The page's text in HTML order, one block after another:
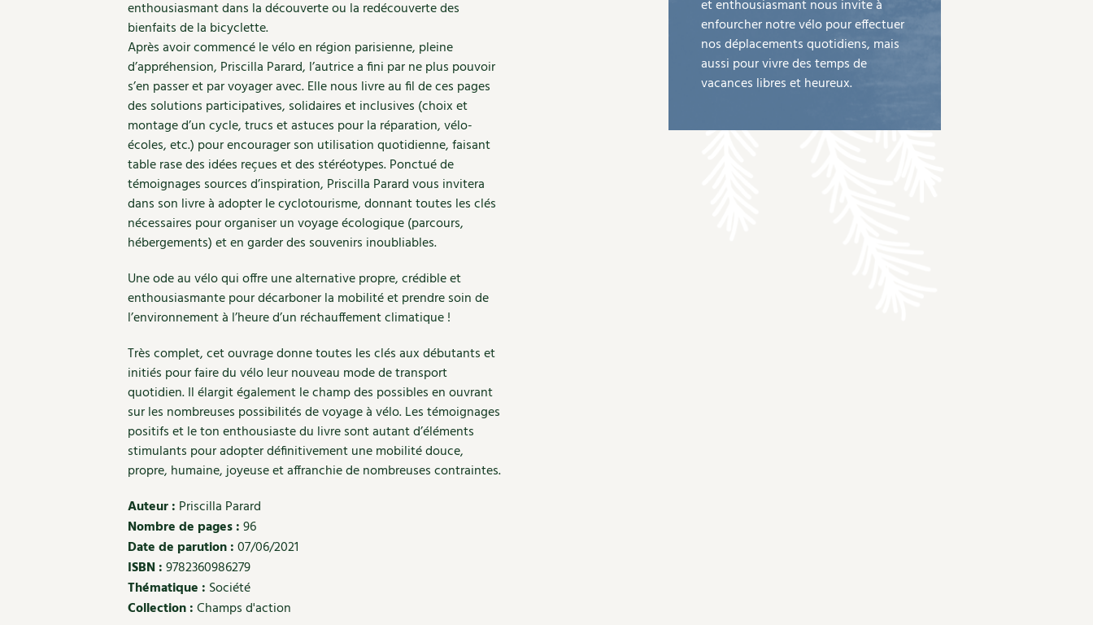
enthousiasmant dans la découverte ou la redécouverte des
bienfaits de la bicyclette.
Après avoir commencé le vélo en région parisienne, pleine
d’appréhension, Priscilla Parard, l’autrice a fini par ne plus pouvoir
s’en passer et par voyager avec. Elle nous livre au fil de ces pages
des solutions participatives, solidaires et inclusives (choix et
montage d’un cycle, trucs et astuces pour la réparation, vélo-
écoles, etc.) pour encourager son utilisation quotidienne, faisant
table rase des idées reçues et des stéréotypes. Ponctué de
témoignages sources d’inspiration, Priscilla Parard vous invitera
dans son livre à adopter le cyclotourisme, donnant toutes les clés
nécessaires pour organiser un voyage écologique (parcours,
hébergements) et en garder des souvenirs inoubliables.
Une ode au vélo qui offre une alternative propre, crédible et
enthousiasmante pour décarboner la mobilité et prendre soin de
l’environnement à l’heure d’un réchauffement climatique !
Très complet, cet ouvrage donne toutes les clés aux débutants et
initiés pour faire du vélo leur nouveau mode de transport
quotidien. Il élargit également le champ des possibles en ouvrant
sur les nombreuses possibilités de voyage à vélo. Les témoignages
positifs et le ton enthousiaste du livre sont autant d’éléments
stimulants pour adopter définitivement une mobilité douce,
propre, humaine, joyeuse et affranchie de nombreuses contraintes.
Auteur : Priscilla Parard
Nombre de pages :96
Date de parution :07/06/2021
ISBN :9782360986279
Thématique : Société
Collection :Champs d'action
et enthousiasmant nous invite à
enfourcher notre vélo pour effectuer
nos déplacements quotidiens, mais
aussi pour vivre des temps de
vacances libres et heureux.